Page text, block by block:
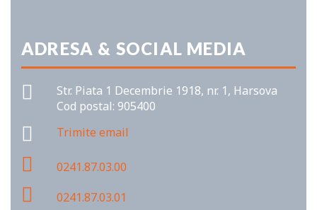
ADRESA & SOCIAL MEDIA
Str. Piata 1 Decembrie 1918, nr. 1, Harsova
Cod postal: 905400
Trimite email
0241.87.03.00
0241.87.03.01